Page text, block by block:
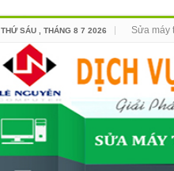
THỨ SÁU , THÁNG 8 7 2026 Sửa máy